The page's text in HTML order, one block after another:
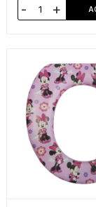
- +